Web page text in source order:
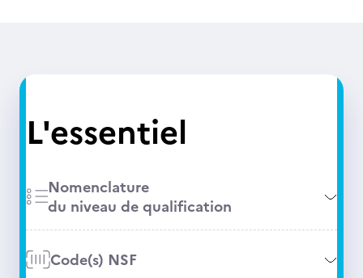
L'essentiel
Nomenclature
du niveau de qualification
Code(s) NSF